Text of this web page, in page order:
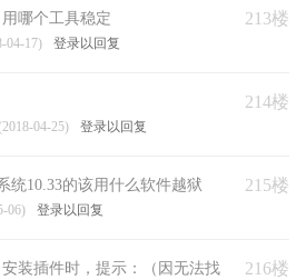
213楼
哪个工具稳定
04-17) 登录以回复
214楼
04-25) 登录以回复
215楼
统10.33的该用什么软件越狱
06) 登录以回复
216楼
装插件时，提示：（因无法找